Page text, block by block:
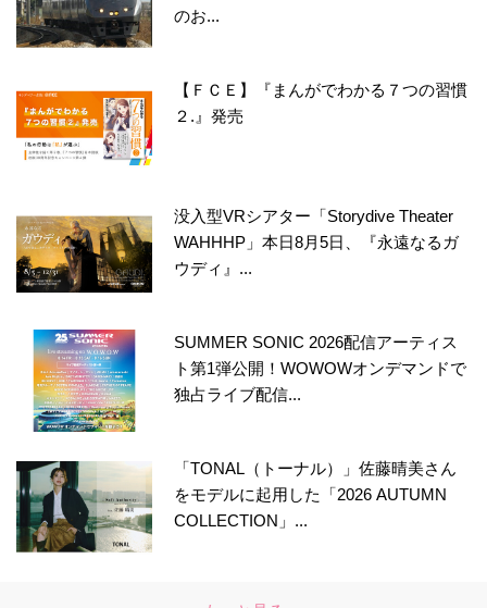
のお...
【ＦＣＥ】『まんがでわかる７つの習慣
２.』発売
没入型VRシアター「Storydive Theater
WAHHHP」本日8月5日、『永遠なるガ
ウディ』...
SUMMER SONIC 2026配信アーティス
ト第1弾公開！WOWOWオンデマンドで
独占ライブ配信...
「TONAL（トーナル）」佐藤晴美さん
をモデルに起用した「2026 AUTUMN
COLLECTION」...